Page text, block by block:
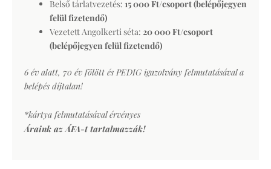
Belső tárlatvezetés: 15 000 Ft/csoport (belépőjegyen
felül fizetendő)
Vezetett Angolkerti séta: 20 000 Ft/csoport
(belépőjegyen felül fizetendő)
6 év alatt, 70 év fölött és PEDIG igazolvány felmutatásával a
belépés díjtalan!
*kártya felmutatásával érvényes
Áraink az ÁFA-t tartalmazzák!